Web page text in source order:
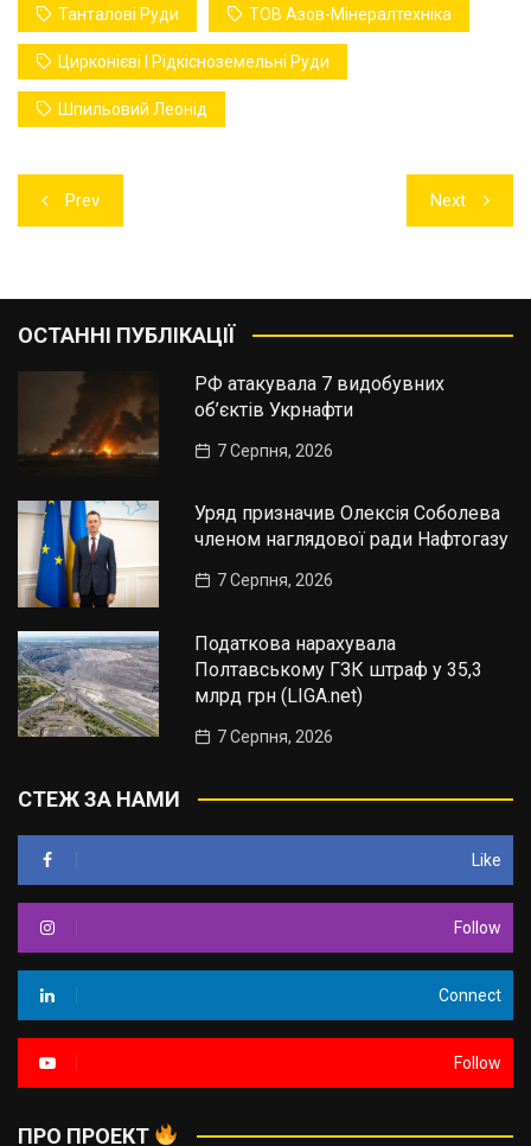
Танталові Руди ТОВ Азов-Мінералтехніка
Цирконієві І Рідкісноземельні Руди
Шпильовий Леонід
Навігація
записів
Prev Next
ОСТАННІ ПУБЛІКАЦІЇ
РФ атакувала 7 видобувних
об’єктів Укрнафти
7 Серпня, 2026
Уряд призначив Олексія Соболева
членом наглядової ради Нафтогазу
7 Серпня, 2026
Податкова нарахувала
Полтавському ГЗК штраф у 35,3
млрд грн (LIGA.net)
7 Серпня, 2026
СТЕЖ ЗА НАМИ
Like
Follow
Connect
Follow
ПРО ПРОЕКТ